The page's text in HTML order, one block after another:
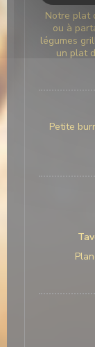
Notre plat
ou à
légumes
un plat
Petite